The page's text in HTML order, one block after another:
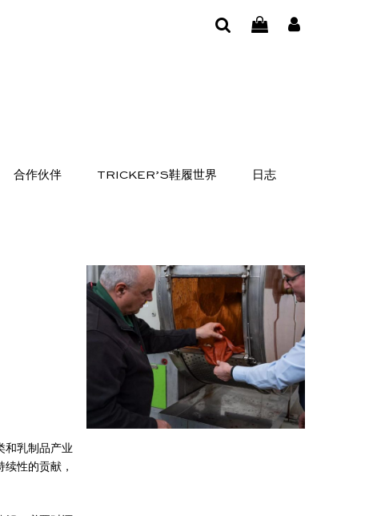
合作伙伴 TRICKER’S鞋履世界 日志
和乳制品产业
性的贡献，